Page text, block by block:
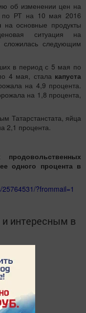
об изменении цен на
по РТ на 10 мая 2016
на основные продукты
ситуация на
сложилась следующим
в период с 5 мая по
4 мая, стала капуста
на 4,9 процента.
на 1,8 процента,
Татарстанстата, яйца
2,1 процента.
одного процента в
?frommail=1
интересным в
в
MАХ: